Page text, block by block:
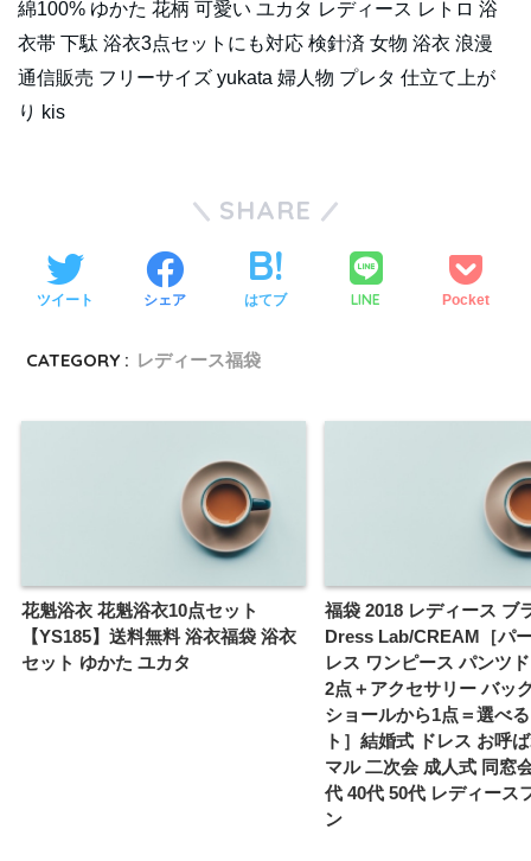
綿100% ゆかた 花柄 可愛い ユカタ レディース レトロ 浴
衣帯 下駄 浴衣3点セットにも対応 検針済 女物 浴衣 浪漫
通信販売 フリーサイズ yukata 婦人物 プレタ 仕立て上が
り kis
SHARE
ツイート シェア はてブ LINE Pocket
CATEGORY : レディース福袋
花魁浴衣 花魁浴衣10点セット
【YS185】送料無料 浴衣福袋 浴衣
セット ゆかた ユカタ
福袋 2018 レディース ブ
Dress Lab/CREAM［パ
レス ワンピース パンツ
2点＋アクセサリー バッ
ショールから1点＝選べ
ト］結婚式 ドレス お呼
マル 二次会 成人式 同窓
代 40代 50代 レディース
ン